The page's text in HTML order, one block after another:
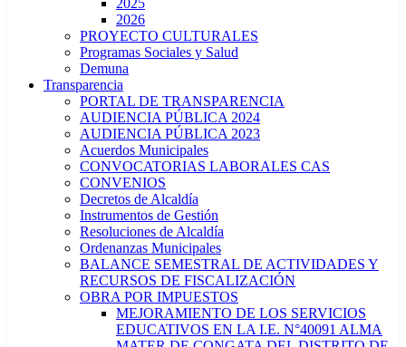
2025
2026
PROYECTO CULTURALES
Programas Sociales y Salud
Demuna
Transparencia
PORTAL DE TRANSPARENCIA
AUDIENCIA PÚBLICA 2024
AUDIENCIA PÚBLICA 2023
Acuerdos Municipales
CONVOCATORIAS LABORALES CAS
CONVENIOS
Decretos de Alcaldía
Instrumentos de Gestión
Resoluciones de Alcaldía
Ordenanzas Municipales
BALANCE SEMESTRAL DE ACTIVIDADES Y
RECURSOS DE FISCALIZACIÓN
OBRA POR IMPUESTOS
MEJORAMIENTO DE LOS SERVICIOS
EDUCATIVOS EN LA I.E. N°40091 ALMA